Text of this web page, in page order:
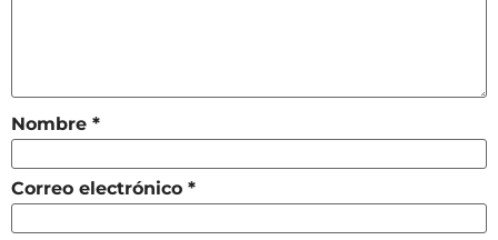
Nombre *
Correo electrónico *